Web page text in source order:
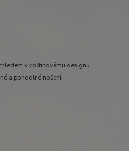
k voštinovému designu
a pohodlné nošení.